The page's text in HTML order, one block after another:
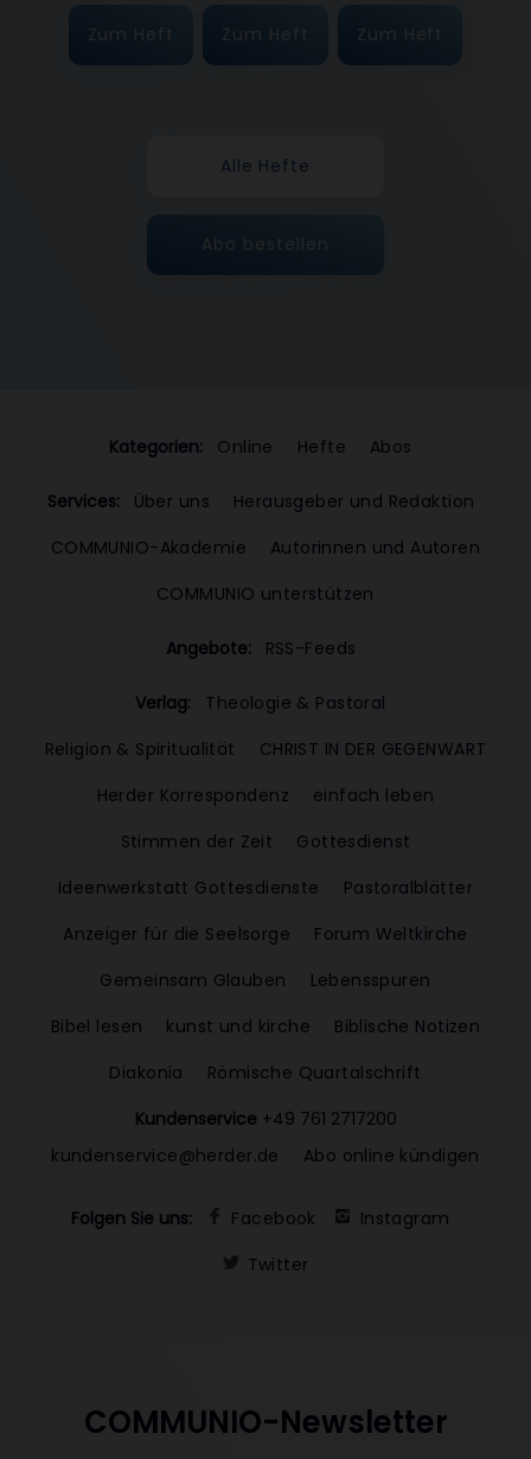
Zum Heft Zum Heft Zum Heft
Alle Hefte
Abo bestellen
Kategorien: Online Hefte Abos
Services: Über uns
Herausgeber und Redaktion
COMMUNIO-Akademie
Autorinnen und Autoren
COMMUNIO unterstützen
Angebote: RSS-Feeds
Verlag:
Theologie & Pastoral
Religion & Spiritualität
CHRIST IN DER GEGENWART
Herder Korrespondenz
einfach leben
Stimmen der Zeit
Gottesdienst
Ideenwerkstatt Gottesdienste
Pastoralblätter
Anzeiger für die Seelsorge
Forum Weltkirche
Gemeinsam Glauben
Lebensspuren
Bibel lesen
kunst und kirche
Biblische Notizen
Diakonia
Römische Quartalschrift
Kundenservice +49 761 2717200
kundenservice@herder.de
Abo online kündigen
Folgen Sie uns: Facebook
Instagram
Twitter
COMMUNIO-Newsletter